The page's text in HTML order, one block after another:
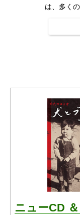
は、多く
ニューCD